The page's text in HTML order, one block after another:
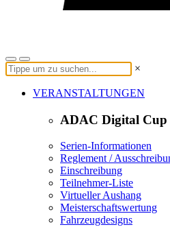
×
VERANSTALTUNGEN
ADAC Digital Cup
Serien-Informationen
Reglement /
Einschreibung
Teilnehmer-Liste
Virtueller Aushang
Meisterschaftswertung
Fahrzeugdesigns